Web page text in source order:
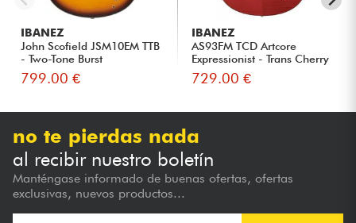
IBANEZ
John Scofield JSM10EM TTB
- Two-Tone Burst
799.00 €
IBANEZ
AS93FM TCD Artcore
Expressionist - Trans Cherry
Re...
729.00 €
no te pierdas nada
al recibir nuestro boletín
Manténgase informado de buenas ofertas, ofertas
exclusivas, nuevos productos...